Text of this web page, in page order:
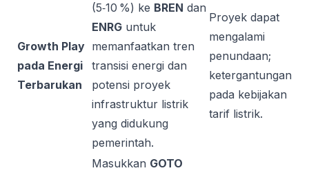
Growth Play
pada Energi
Terbarukan
(5‑10 %) ke BREN dan
ENRG untuk
memanfaatkan tren
transisi energi dan
potensi proyek
infrastruktur listrik
yang didukung
pemerintah.
Proyek dapat
mengalami
penundaan;
ketergantungan
pada kebijakan
tarif listrik.
Masukkan GOTO